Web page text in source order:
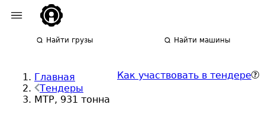
Найти грузы Найти машины
Главная
Тендеры
МТР, 931 тонна
Как участвовать в тендере